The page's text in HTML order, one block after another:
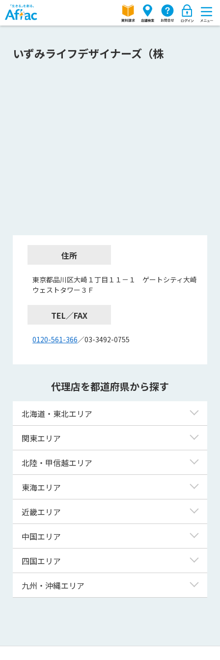
いずみライフデザイナーズ（株
住所
東京都品川区大崎１丁目１１－１ ゲートシティ大崎
ウェストタワー３Ｆ
TEL／FAX
0120-561-366／03-3492-0755
代理店を都道府県から探す
北海道・東北エリア
北海道
青森県
宮城県
秋田県
山形県
関東エリア
東京都
神奈川県
埼玉県
千葉県
茨城県
群馬県
北陸・甲信越エリア
新潟県
富山県
福井県
山梨県
長野県
東海エリア
岐阜県
静岡県
三重県
近畿エリア
滋賀県
京都府
大阪府
兵庫県
和歌山県
中国エリア
鳥取県
島根県
山口県
四国エリア
徳島県
高知県
九州・沖縄エリア